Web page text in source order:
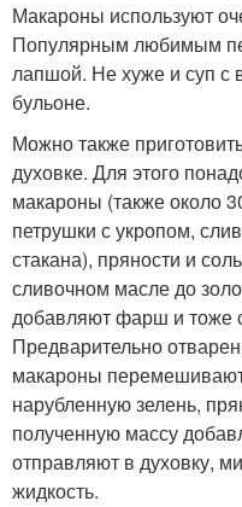
Макароны используют
Популярным любимым
лапшой. Не хуже и суп с
бульоне.
Можно также
духовке. Для этого
макароны (также около
петрушки с укропом,
стакана), пряности и
сливочном масле до
добавляют фарш и тоже
Предварительно
макароны
нарубленную зелень,
полученную массу
отправляют в духовку,
жидкость.